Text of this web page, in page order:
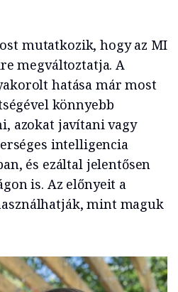
mutatkozik, hogy az MI
megváltoztatja. A
hatása már most
könnyebb
azokat javítani vagy
intelligencia
és ezáltal jelentősen
is. Az előnyeit a
mint maguk